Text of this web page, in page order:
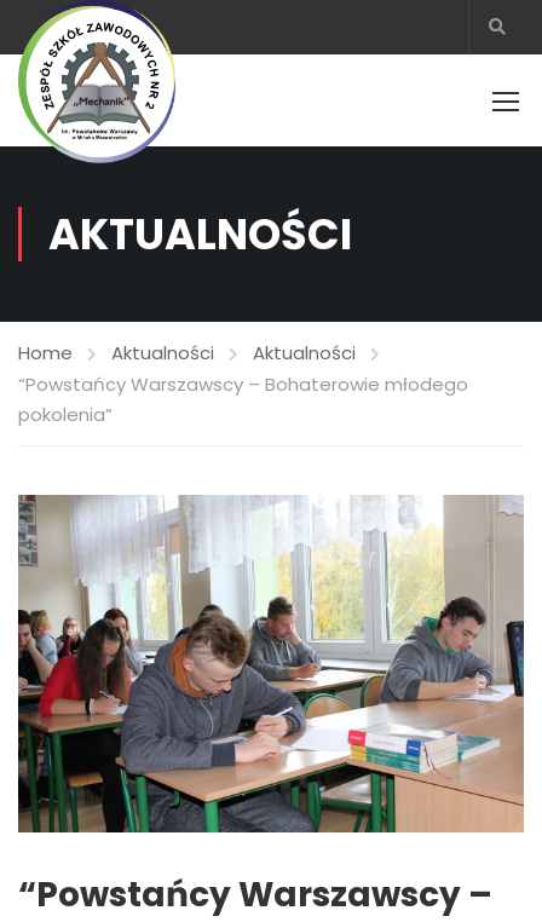
AKTUALNOŚCI
Home Aktualności
Aktualności
“Powstańcy Warszawscy – Bohaterowie młodego
pokolenia”
“Powstańcy Warszawscy –